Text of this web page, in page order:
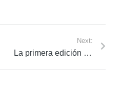
Next:
La primera edición del Congreso Internacional de Acción Climática CIACC2022 concluye recordando que ni la recuperación post pandemia, ni la guerra en Ucrania deben ralentizar la lucha contra el Cambio Climático